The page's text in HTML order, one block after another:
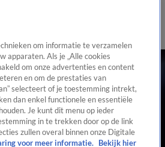
om informatie te verzamelen
apparaten. Als je „Alle cookies
om onze advertenties en content
en om de prestaties van
selecteert of je toestemming intrekt,
dan enkel functionele en essentiële
Je kunt dit menu op ieder
in te trekken door op de link
zullen overal binnen onze Digitale
voor meer informatie.
Bekijk hier